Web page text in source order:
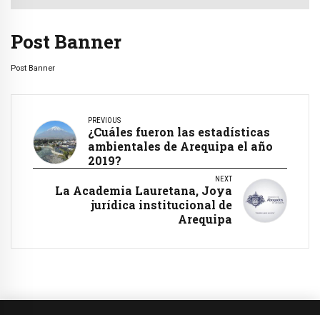
Post Banner
Post Banner
PREVIOUS
¿Cuáles fueron las estadísticas
ambientales de Arequipa el año
2019?
NEXT
La Academia Lauretana, Joya
jurídica institucional de
Arequipa